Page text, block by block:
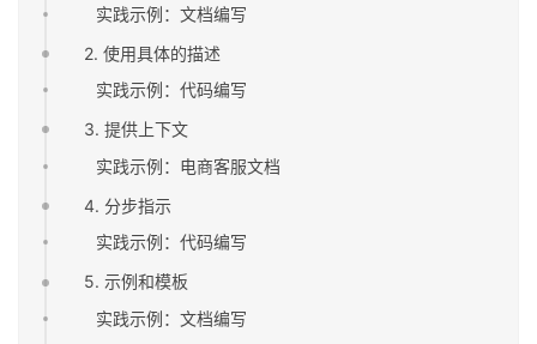
实践示例：文档编写
2. 使用具体的描述
实践示例：代码编写
3. 提供上下文
实践示例：电商客服文档
4. 分步指示
实践示例：代码编写
5. 示例和模板
实践示例：文档编写